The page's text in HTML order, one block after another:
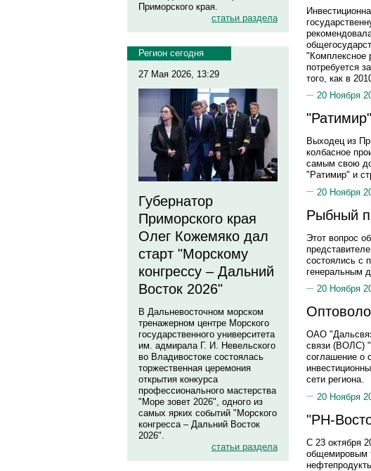
Приморского края.
статьи раздела
Регион сегодня
27 Мая 2026, 13:29
Губернатор
Приморского края
Олег Кожемяко дал
старт "Морскому
конгрессу – Дальний
Восток 2026"
В Дальневосточном морском
тренажерном центре Морского
государственного университета
им. адмирала Г. И. Невельского
во Владивостоке состоялась
торжественная церемония
открытия конкурса
профессионального мастерства
"Море зовет 2026", одного из
самых ярких событий "Морского
конгресса – Дальний Восток
2026".
статьи раздела
"Комплексное
потребуется
того, как в
20 Ноября
Выходец из
колбасное
самым свою
"Ратимир" и
20 Ноября
Рыбный
Этот вопрос
состоялись с
20 Ноября
ОАО
связи (ВОЛС)
соглашение о
сети региона.
20 Ноября
"РН-
С 23 октября
общемировым